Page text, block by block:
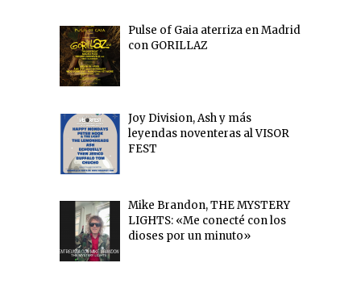
Pulse of Gaia aterriza en Madrid
con GORILLAZ
Joy Division, Ash y más
leyendas noventeras al VISOR
FEST
Mike Brandon, THE MYSTERY
LIGHTS: «Me conecté con los
dioses por un minuto»